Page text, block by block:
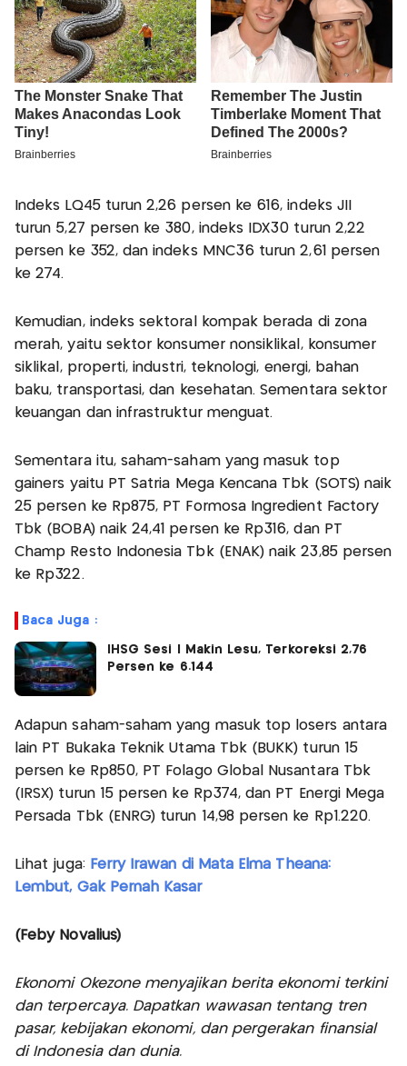
Indeks LQ45 turun 2,26 persen ke 616, indeks JII
turun 5,27 persen ke 380, indeks IDX30 turun 2,22
persen ke 352, dan indeks MNC36 turun 2,61 persen
ke 274.
Kemudian, indeks sektoral kompak berada di zona
merah, yaitu sektor konsumer nonsiklikal, konsumer
siklikal, properti, industri, teknologi, energi, bahan
baku, transportasi, dan kesehatan. Sementara sektor
keuangan dan infrastruktur menguat.
Sementara itu, saham-saham yang masuk top
gainers yaitu PT Satria Mega Kencana Tbk (SOTS) naik
25 persen ke Rp875, PT Formosa Ingredient Factory
Tbk (BOBA) naik 24,41 persen ke Rp316, dan PT
Champ Resto Indonesia Tbk (ENAK) naik 23,85 persen
ke Rp322.
Baca Juga :
IHSG Sesi I Makin Lesu, Terkoreksi 2,76
Persen ke 6.144
Adapun saham-saham yang masuk top losers antara
lain PT Bukaka Teknik Utama Tbk (BUKK) turun 15
persen ke Rp850, PT Folago Global Nusantara Tbk
(IRSX) turun 15 persen ke Rp374, dan PT Energi Mega
Persada Tbk (ENRG) turun 14,98 persen ke Rp1.220.
Lihat juga: Ferry Irawan di Mata Elma Theana:
Lembut, Gak Pernah Kasar
(Feby Novalius)
Ekonomi Okezone menyajikan berita ekonomi terkini
dan terpercaya. Dapatkan wawasan tentang tren
pasar, kebijakan ekonomi, dan pergerakan finansial
di Indonesia dan dunia.